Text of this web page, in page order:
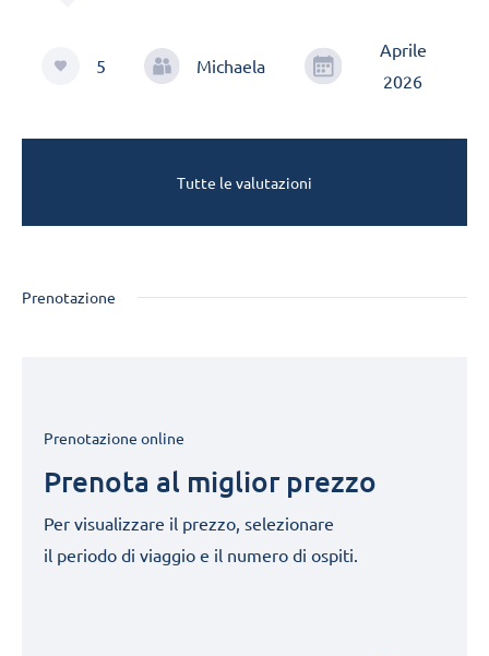
5 Michaela
Aprile
2026
Tutte le valutazioni
Prenotazione
Prenotazione online
Prenota al miglior prezzo
Per visualizzare il prezzo, selezionare
il periodo di viaggio e il numero di ospiti.